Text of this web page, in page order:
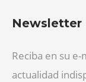
Newsletter
Reciba en su
actualidad